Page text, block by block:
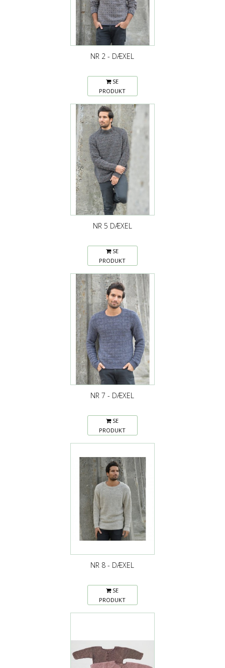
NR 2 - DÆXEL
SE
PRODUKT
NR 5 DÆXEL
SE
PRODUKT
NR 7 - DÆXEL
SE
PRODUKT
NR 8 - DÆXEL
SE
PRODUKT